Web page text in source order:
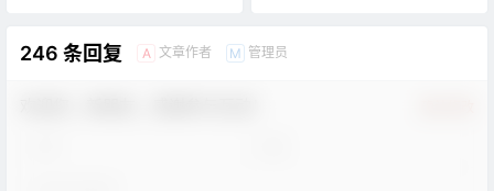
246 条回复 A 文章作者 M 管理员